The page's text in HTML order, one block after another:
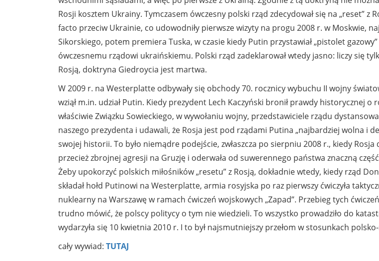
Rosji kosztem Ukrainy. Tymczasem ówczesny polski rząd zdecydował się na „reset” z
facto przeciw Ukrainie, co udowodniły pierwsze wizyty na progu 2008 r. w Moskwie,
Sikorskiego, potem premiera Tuska, w czasie kiedy Putin przystawiał „pistolet gazowy”
ówczesnemu rządowi ukraińskiemu. Polski rząd zadeklarował wtedy jasno: liczy się
Rosją, doktryna Giedroycia jest martwa.
W 2009 r. na Westerplatte odbywały się obchody 70. rocznicy wybuchu II wojny
wziął m.in. udział Putin. Kiedy prezydent Lech Kaczyński bronił prawdy historycznej o
właściwie Związku Sowieckiego, w wywołaniu wojny, przedstawiciele rządu
naszego prezydenta i udawali, że Rosja jest pod rządami Putina „najbardziej wolna i
swojej historii. To było niemądre podejście, zwłaszcza po sierpniu 2008 r., kiedy Rosja
przecież zbrojnej agresji na Gruzję i oderwała od suwerennego państwa znaczną
Żeby upokorzyć polskich miłośników „resetu” z Rosją, dokładnie wtedy, kiedy rząd
składał hołd Putinowi na Westerplatte, armia rosyjska po raz pierwszy ćwiczyła
nuklearny na Warszawę w ramach ćwiczeń wojskowych „Zapad”. Przebieg tych
trudno mówić, że polscy politycy o tym nie wiedzieli. To wszystko prowadziło do
wydarzyła się 10 kwietnia 2010 r. I to był najsmutniejszy przełom w stosunkach
cały wywiad: TUTAJ